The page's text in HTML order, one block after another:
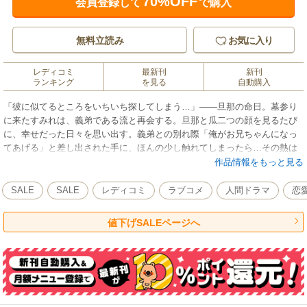
会員登録して で購入
無料立読み お気に入り
レディコミ
ランキング
最新刊
を見る
新刊
自動購入
「彼に似てるところをいちいち探してしまう…」――旦那の命日。墓参り
に来たすみれは、義弟である流と再会する。旦那と瓜二つの顔を見るたび
に、幸せだった日々を思い出す。義弟との別れ際「俺がお兄ちゃんになっ
てあげる」と差し出された手に、ほんの少し触れてしまったら…その熱は
止まらず、2人は一夜を過ごし―― その他『地元のツレ』『居酒屋のカ
作品情報をもっと見る
SALE SALE レディコミ ラブコメ 人間ドラマ 恋
値下げSALEページへ